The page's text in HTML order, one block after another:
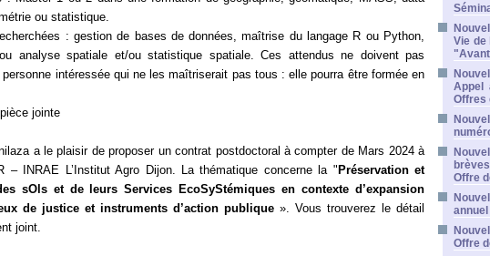
ou statistique.
: gestion de bases de données, maîtrise du langage R ou Python,
analyse spatiale et/ou statistique spatiale. Ces attendus ne doivent pas
personne intéressée qui ne les maîtriserait pas tous : elle pourra être formée en
jointe
a le plaisir de proposer un contrat postdoctoral à compter de Mars 2024 à
– INRAE L’Institut Agro Dijon. La thématique concerne la " Préservation et
sOls et de leurs Services EcoSyStémiques en contexte d’expansion
de justice et instruments d’action publique ». Vous trouverez le détail
joint.
Vie de
Appel
Offres
Offre
Offre